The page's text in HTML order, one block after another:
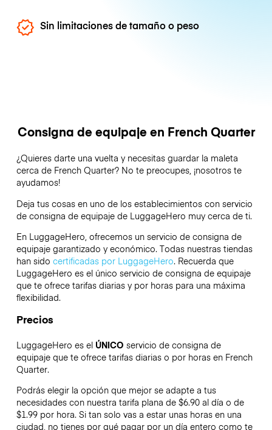
Sin limitaciones de tamaño o peso
Consigna de equipaje en French Quarter
¿Quieres darte una vuelta y necesitas guardar la maleta
cerca de French Quarter? No te preocupes, ¡nosotros te
ayudamos!
Deja tus cosas en uno de los establecimientos con servicio
de consigna de equipaje de LuggageHero muy cerca de ti.
En LuggageHero, ofrecemos un servicio de consigna de
equipaje garantizado y económico. Todas nuestras tiendas
han sido certificadas por LuggageHero. Recuerda que
LuggageHero es el único servicio de consigna de equipaje
que te ofrece tarifas diarias y por horas para una máxima
flexibilidad.
Precios
LuggageHero es el ÚNICO servicio de consigna de
equipaje que te ofrece tarifas diarias o por horas en French
Quarter.
Podrás elegir la opción que mejor se adapte a tus
necesidades con nuestra tarifa plana de $6.90 al día o de
$1.99 por hora. Si tan solo vas a estar unas horas en una
ciudad, no tienes por qué pagar por un día entero como te